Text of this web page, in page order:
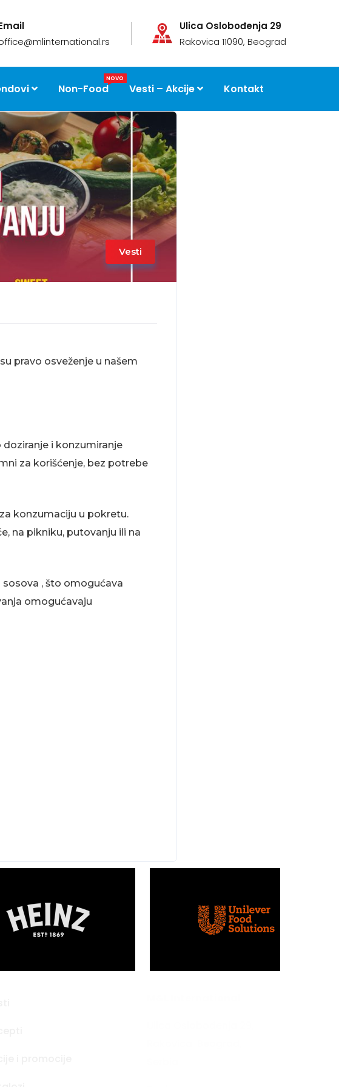
Ulica Oslobođenja 29
Rakovica 11090, Beograd
Non-Food
NOVO
Vesti – Akcije Kontakt
Vesti
pravo osveženje u našem
i konzumiranje
za korišćenje, bez potrebe
konzumaciju u pokretu.
na pikniku, putovanju ili na
sosova , što omogućava
omogućavaju